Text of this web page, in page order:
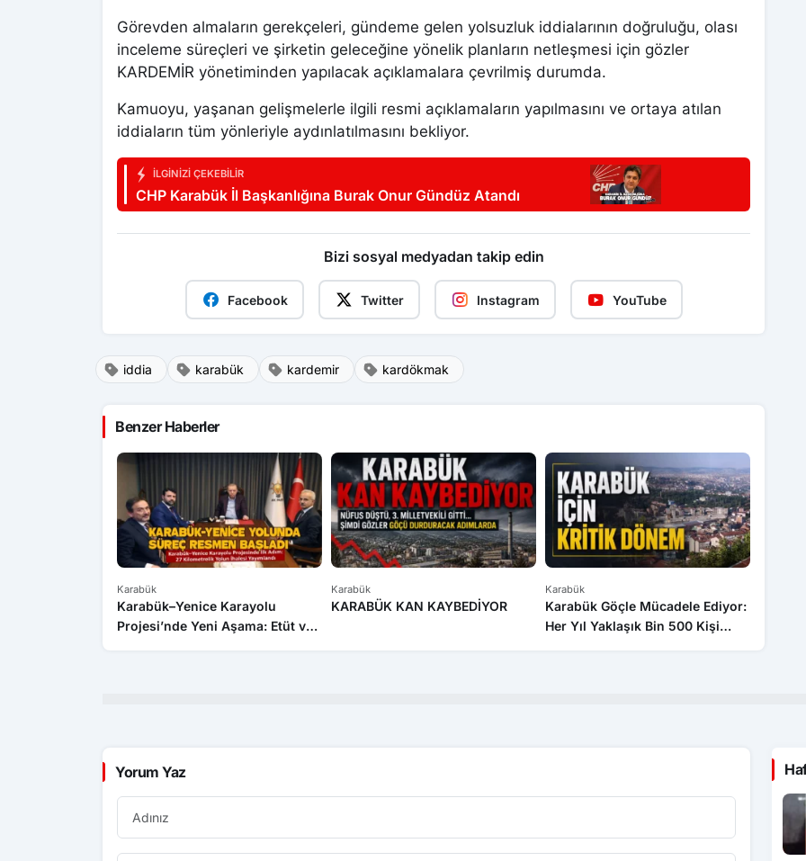
Görevden almaların gerekçeleri, gündeme gelen yolsuzluk iddialarının doğruluğu, olası
inceleme süreçleri ve şirketin geleceğine yönelik planların netleşmesi için gözler
KARDEMİR yönetiminden yapılacak açıklamalara çevrilmiş durumda.
Kamuoyu, yaşanan gelişmelerle ilgili resmi açıklamaların yapılmasını ve ortaya atılan
iddiaların tüm yönleriyle aydınlatılmasını bekliyor.
İLGINIZI ÇEKEBILIR
CHP Karabük İl Başkanlığına Burak Onur Gündüz Atandı
Bizi sosyal medyadan takip edin
Facebook Twitter Instagram YouTube
iddia karabük kardemir kardökmak
Benzer Haberler
Karabük
Karabük–Yenice Karayolu
Projesi’nde Yeni Aşama: Etüt ve
Karabük
KARABÜK KAN KAYBEDİYOR
Karabük
Karabük Göçle Mücadele Ediyor:
Her Yıl Yaklaşık Bin 500 Kişi
Yorum Yaz